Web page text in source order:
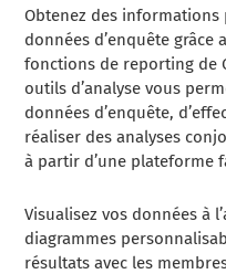
Obtenez des
données d’enquête
fonctions de reporting de
outils d’analyse vous
données d’enquête,
réaliser des analyses
à partir d’une plateforme
Visualisez vos données à
diagrammes
résultats avec les